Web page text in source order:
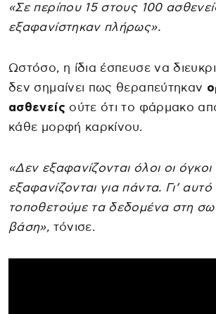
«Σε περίπου 15 στους 100
εξαφανίστηκαν πλήρως».
Ωστόσο, η ίδια έσπευσε να
δεν σημαίνει πως θεραπεύτηκαν
ασθενείςούτε ότι το φάρμακο
κάθε μορφή καρκίνου.
«Δεν εξαφανίζονται όλοι οι όγκοι
εξαφανίζονται για πάντα. Γι’
τοποθετούμε τα δεδομένα στη
βάση», τόνισε.